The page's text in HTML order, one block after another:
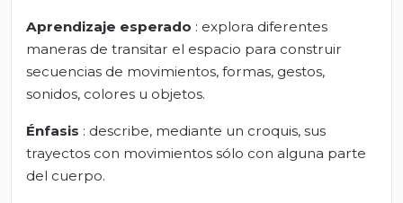
Aprendizaje esperado : explora diferentes
maneras de transitar el espacio para construir
secuencias de movimientos, formas, gestos,
sonidos, colores u objetos.
Énfasis : describe, mediante un croquis, sus
trayectos con movimientos sólo con alguna parte
del cuerpo.